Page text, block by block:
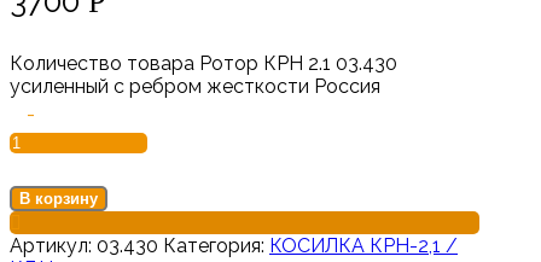
Количество товара Ротор КРН 2.1 03.430
усиленный с ребром жесткости Россия
-
В корзину
Артикул: 03.430 Категория: КОСИЛКА КРН-2,1 /